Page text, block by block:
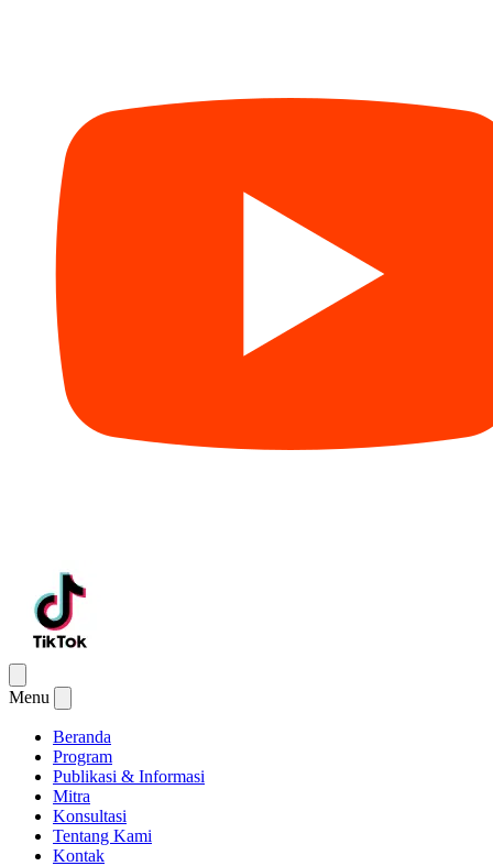
Menu
Beranda
Program
Publikasi & Informasi
Mitra
Konsultasi
Tentang Kami
Kontak